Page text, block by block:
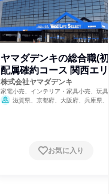
ヤマダデンキの総合職(
配属確約コース 関西エ
株式会社ヤマダデンキ
家電小売、インテリア・家具小売、玩
ビー用品小売
滋賀県、京都府、大阪府、兵庫県
お気に入り